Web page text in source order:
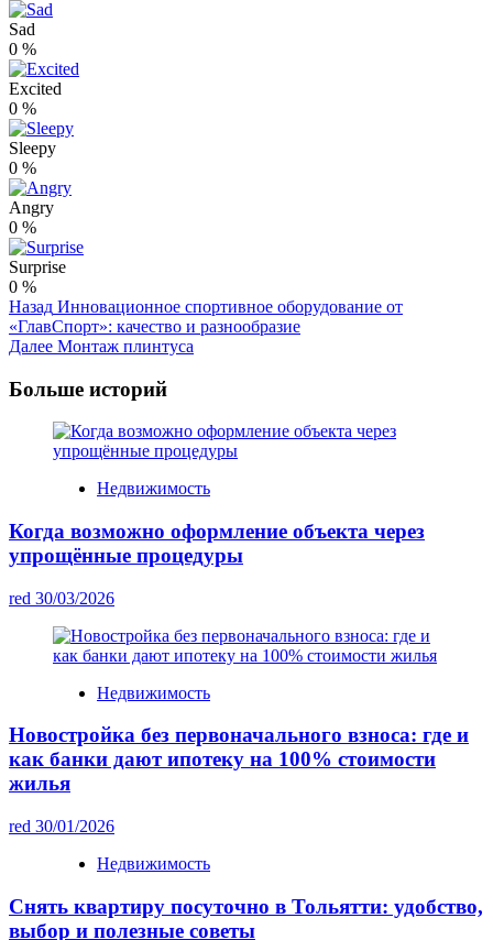
Sad
0 %
Excited
0 %
Sleepy
0 %
Angry
0 %
Surprise
0 %
Post
Navigation
Назад Инновационное спортивное оборудование от
«ГлавСпорт»: качество и разнообразие
Далее Монтаж плинтуса
Больше историй
Недвижимость
Когда возможно оформление объекта через
упрощённые процедуры
red 30/03/2026
Недвижимость
Новостройка без первоначального взноса: где и
как банки дают ипотеку на 100% стоимости
жилья
red 30/01/2026
Недвижимость
Снять квартиру посуточно в Тольятти: удобство,
выбор и полезные советы